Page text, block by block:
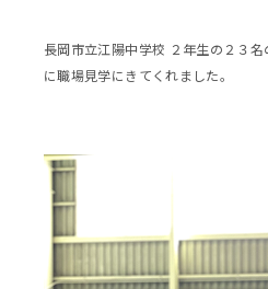
長岡市立江陽中学校 ２年生の２３
に職場見学にきてくれました。